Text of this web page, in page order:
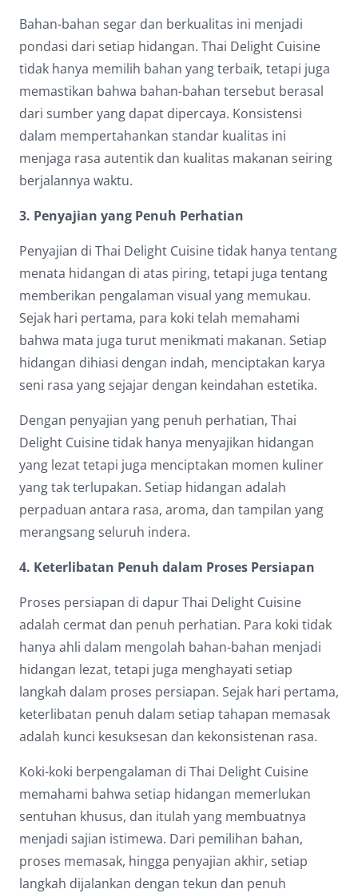
Bahan-bahan segar dan berkualitas ini menjadi
pondasi dari setiap hidangan. Thai Delight Cuisine
tidak hanya memilih bahan yang terbaik, tetapi juga
memastikan bahwa bahan-bahan tersebut berasal
dari sumber yang dapat dipercaya. Konsistensi
dalam mempertahankan standar kualitas ini
menjaga rasa autentik dan kualitas makanan seiring
berjalannya waktu.
3. Penyajian yang Penuh Perhatian
Penyajian di Thai Delight Cuisine tidak hanya tentang
menata hidangan di atas piring, tetapi juga tentang
memberikan pengalaman visual yang memukau.
Sejak hari pertama, para koki telah memahami
bahwa mata juga turut menikmati makanan. Setiap
hidangan dihiasi dengan indah, menciptakan karya
seni rasa yang sejajar dengan keindahan estetika.
Dengan penyajian yang penuh perhatian, Thai
Delight Cuisine tidak hanya menyajikan hidangan
yang lezat tetapi juga menciptakan momen kuliner
yang tak terlupakan. Setiap hidangan adalah
perpaduan antara rasa, aroma, dan tampilan yang
merangsang seluruh indera.
4. Keterlibatan Penuh dalam Proses Persiapan
Proses persiapan di dapur Thai Delight Cuisine
adalah cermat dan penuh perhatian. Para koki tidak
hanya ahli dalam mengolah bahan-bahan menjadi
hidangan lezat, tetapi juga menghayati setiap
langkah dalam proses persiapan. Sejak hari pertama,
keterlibatan penuh dalam setiap tahapan memasak
adalah kunci kesuksesan dan kekonsistenan rasa.
Koki-koki berpengalaman di Thai Delight Cuisine
memahami bahwa setiap hidangan memerlukan
sentuhan khusus, dan itulah yang membuatnya
menjadi sajian istimewa. Dari pemilihan bahan,
proses memasak, hingga penyajian akhir, setiap
langkah dijalankan dengan tekun dan penuh